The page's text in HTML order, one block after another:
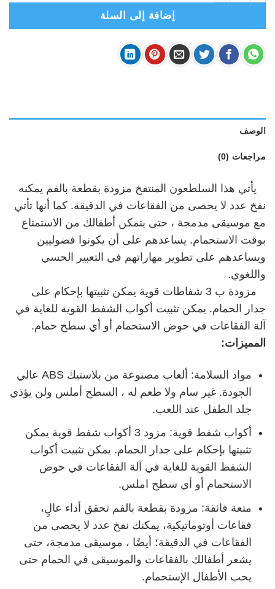
إضافة إلى السلة
الوصف
مراجعات (0)
يأتي هذا السلطعون المنتفخ مزودة بقطعة بالفم يمكنه
نفخ عدد لا يحصى من الفقاعات في الدقيقة. كما أنها تأتي
مع موسيقى مدمجة ، حتى يتمكن أطفالك من الاستمتاع
بوقت الاستحمام. يساعدهم على أن يكونوا فضوليين
ويساعدهم على تطوير مهاراتهم في التعبير الحسي
واللغوي.
مزودة ب 3 شفاطات قوية يمكن تثبيتها بإحكام على
جدار الحمام. يمكن تثبيت أكواب الشفط القوية للغاية في
آلة الفقاعات في حوض الاستحمام أو أي سطح حمام.
المميزات:
مواد السلامة: ألعاب مصنوعة من بلاستيك ABS عالي
الجودة. غير سام ولا طعم له ، السطح أملس ولن يؤذي
جلد الطفل عند اللعب.
أكواب شفط قوية: مزود 3 أكواب شفط قوية يمكن
تثبيتها بإحكام على جدار الحمام. يمكن تثبيت أكواب
الشفط القوية للغاية في آلة الفقاعات في حوض
الاستحمام أو أي سطح املس.
متعة فائقة: مزودة بقطعة بالفم تحقق أداء عالٍ،
فقاعات أوتوماتيكية، يمكنك نفخ عدد لا يحصى من
الفقاعات في الدقيقة؛ أيضًا ، موسيقى مدمجة، حتى
يشعر أطفالك بالفقاعات والموسيقى في الحمام حتى
يحب الأطفال الإستحمام.